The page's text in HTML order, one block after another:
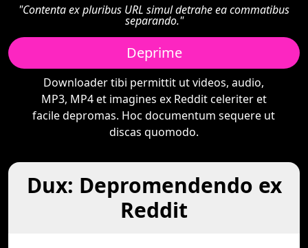
"Contenta ex pluribus URL simul detrahe ea commatibus
separando."
Deprime
Downloader tibi permittit ut videos, audio,
MP3, MP4 et imagines ex Reddit celeriter et
facile depromas. Hoc documentum sequere ut
discas quomodo.
Dux: Depromendendo ex
Reddit